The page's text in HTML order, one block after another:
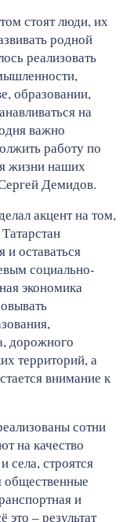
стоят люди, их
родной
реализовать
образовании,
на
важно
работу по
жизни наших
Демидов.
акцент на том,
и оставаться
социально-
экономика
дорожного
территорий, а
внимание к
сотни
на качество
села, строятся
общественные
и
– результат